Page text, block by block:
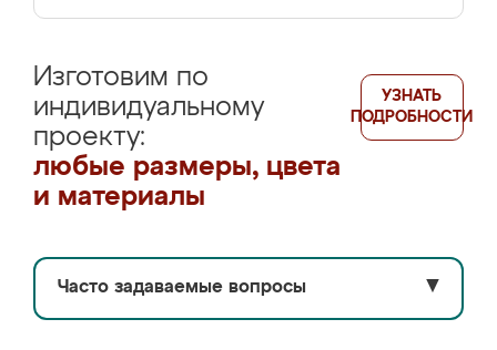
Изготовим по
индивидуальному
проекту:
любые размеры, цвета
и материалы
УЗНАТЬ
ПОДРОБНОСТИ
Часто задаваемые вопросы ▼